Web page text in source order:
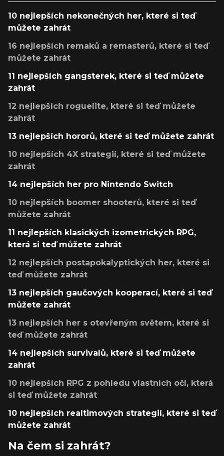
10 nejlepších nekonečných her, které si teď
můžete zahrát
16 nejlepších remaků a remasterů, které si teď
můžete zahrát
11 nejlepších gangsterek, které si teď můžete
zahrát
12 nejlepších roguelite, které si teď můžete
zahrát
13 nejlepších hororů, které si teď můžete zahrát
10 nejlepších 4X strategií, které si teď můžete
zahrát
14 nejlepších her pro Nintendo Switch
10 nejlepších boomer shooterů, které si teď
můžete zahrát
11 nejlepších klasických izometrických RPG,
která si teď můžete zahrát
12 nejlepších postapokalyptických her, které si
teď můžete zahrát
13 nejlepších gaučových kooperací, které si teď
můžete zahrát
13 nejlepších her s otevřeným světem, které si
teď můžete zahrát
14 nejlepších survivalů, které si teď můžete
zahrát
10 nejlepších RPG z pohledu vlastních očí, která
si teď můžete zahrát
10 nejlepších realtimových strategií, které si teď
můžete zahrát
Na čem si zahrát?